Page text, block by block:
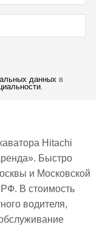
данных в
.
Hitachi
Быстро
и Московской
РФ. В стоимость
водителя,